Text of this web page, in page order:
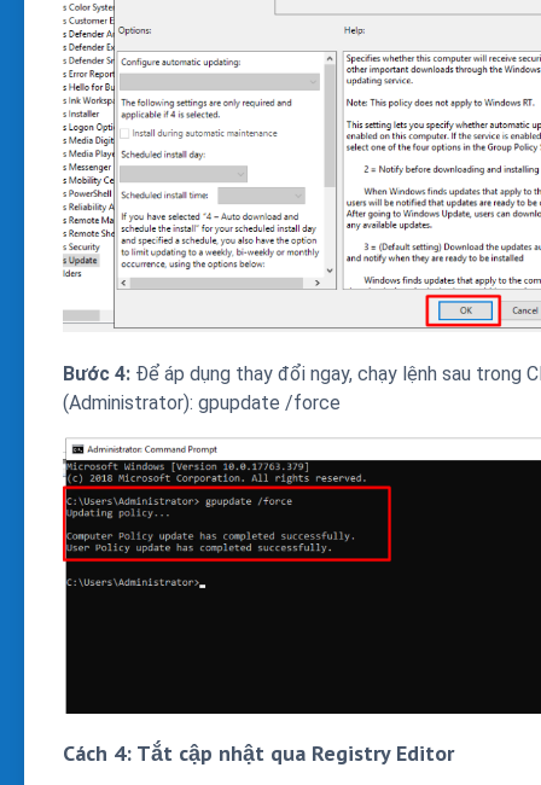
Bước 4: Để áp dụng thay đổi ngay, chạy lệnh sau trong
(Administrator): gpupdate /force
Cách 4: Tắt cập nhật qua Registry Editor